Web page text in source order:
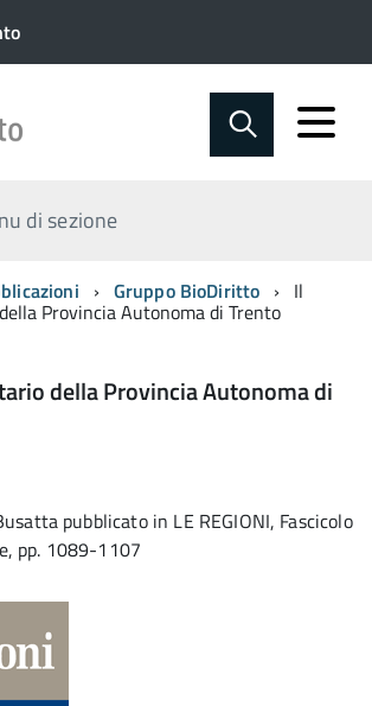
di sezione
Gruppo BioDiritto Il
Provincia Autonoma di Trento
della Provincia Autonoma di
pubblicato in LE REGIONI, Fascicolo
pp. 1089-1107